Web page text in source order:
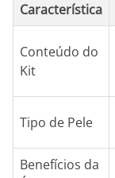
Característica
Conteúdo do
Kit
Tipo de Pele
Benefícios da